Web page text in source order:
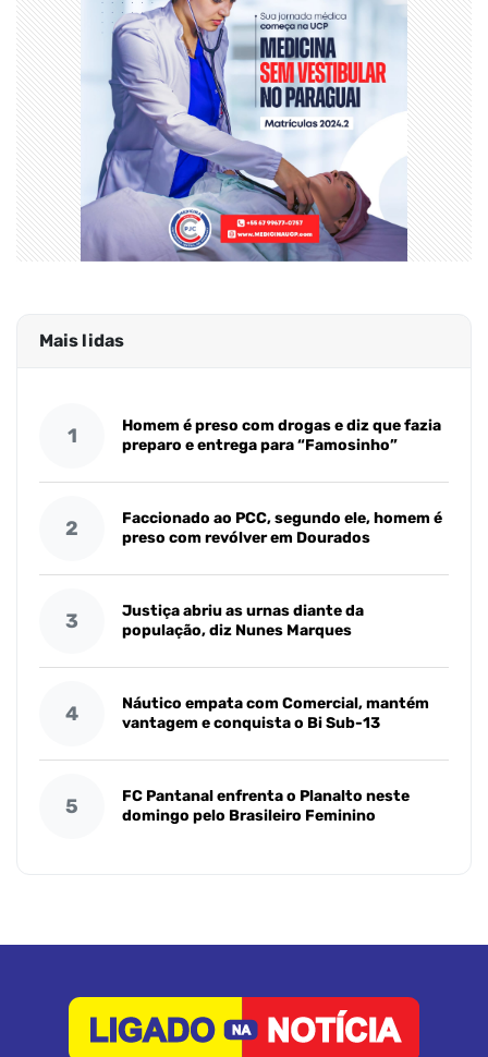
Mais lidas
1
Homem é preso com drogas e diz que fazia
preparo e entrega para “Famosinho”
2
Faccionado ao PCC, segundo ele, homem é
preso com revólver em Dourados
3
Justiça abriu as urnas diante da
população, diz Nunes Marques
4
Náutico empata com Comercial, mantém
vantagem e conquista o Bi Sub-13
5
FC Pantanal enfrenta o Planalto neste
domingo pelo Brasileiro Feminino